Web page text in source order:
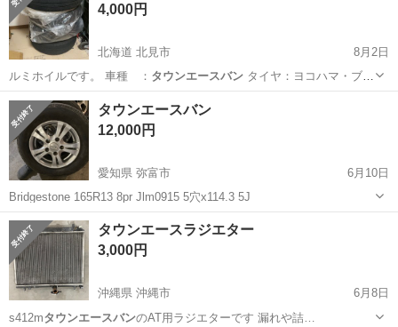
験スタートがほとんどなので、初め...
4,000円
北海道 北見市
8月2日
ルミホイルです。 車種 ： タウンエースバンタイヤ：ヨコハマ・ブル
ーアー…
北海道 北見市 タイヤ、ホイール
タウンエースバン
12,000円
愛知県 弥富市
6月10日
Bridgestone 165R13 8pr Jlm0915 5穴x114.3 5J
愛知 弥富市 タイヤ、ホイール タウンエースバン
タウンエースラジエター
3,000円
沖縄県 沖縄市
6月8日
s412mタウンエースバンのAT用ラジエターです 漏れや詰…